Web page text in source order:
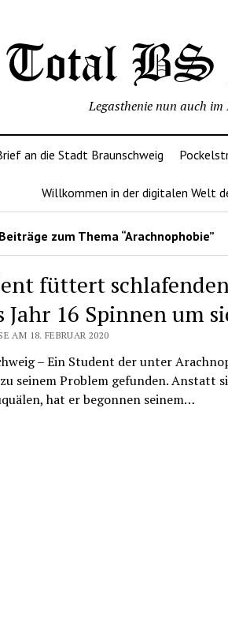
Legasthenie nun auch im
an die Stadt Braunschweig
Willkommen in der digitalen Welt
zum Thema “Arachnophobie”
füttert
Jahr 16 Spinnen um
AM 18. FEBRUAR 2020
– Ein Student der unter
seinem Problem gefunden. Anstatt
hat er begonnen seinem…